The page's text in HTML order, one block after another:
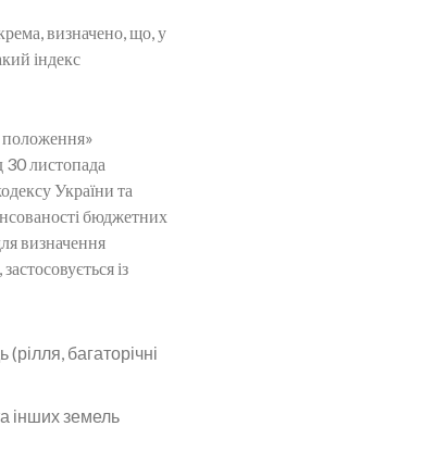
визначено, що, у
індекс
положення»
30 листопада
України та
бюджетних
визначення
із
багаторічні
інших земель